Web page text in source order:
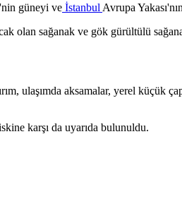
güneyi ve İstanbul Avrupa
olan sağanak ve gök gürültülü
ulaşımda aksamalar, yerel küçük
karşı da uyarıda bulunuldu.